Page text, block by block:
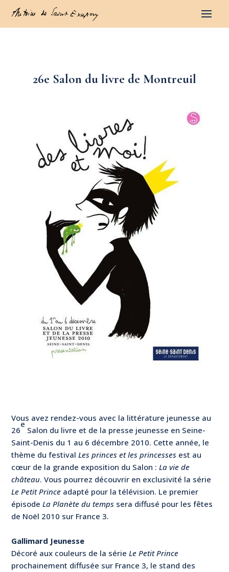
26e Salon du livre de Montreuil
Vous avez rendez-vous avec la littérature jeunesse au
26
e
Salon du livre et de la presse jeunesse en Seine-
Saint-Denis du 1 au 6 décembre 2010. Cette année, le
thème du festivalLes princes et les princesses est au
cœur de la grande exposition du Salon :La vie de
château. Vous pourrez découvrir en exclusivité la série
Le Petit Prince adapté pour la télévision. Le premier
épisodeLa Planète du temps sera diffusé pour les fêtes
de Noël 2010 sur France 3.
Gallimard Jeunesse
Décoré aux couleurs de la sérieLe Petit Prince
prochainement diffusée sur France 3, le stand des